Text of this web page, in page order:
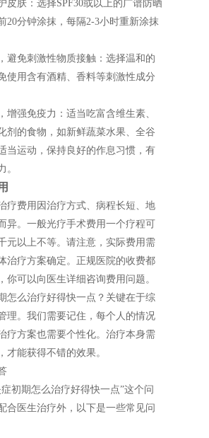
皮肤：选择SPF30或以上的广谱防晒
20分钟涂抹，每隔2-3小时重新涂抹
避免刺激性物质接触：选择温和的
使用含有酒精、香料等刺激性成分
增强免疫力：适当吃富含维生素、
剂的食物，如新鲜蔬菜水果、全谷
当运动，保持良好的作息习惯，有
。
疗费用因治疗方式、病程长短、地
异。一般光疗手术费用一个疗程可
元以上不等。请注意，实际费用需
治疗方案确定。正规医院的收费都
你可以向医生详细咨询费用问题。
怎么治疗好得快一点？关键在于综
理。我们需要记住，每个人的情况
疗方案也需要个性化。治疗本身需
才能获得不错的效果。
初期怎么治疗好得快一点”这个问
合医生治疗外，以下是一些常见问